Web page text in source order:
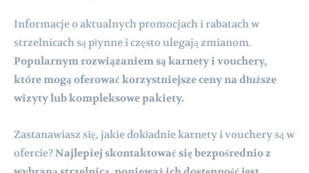
Informacje o aktualnych promocjach i rabatach w
strzelnicach są płynne i często ulegają zmianom.
Popularnym rozwiązaniem są karnety i vouchery,
które mogą oferować korzystniejsze ceny na dłuższe
wizyty lub kompleksowe pakiety.
Zastanawiasz się, jakie dokładnie karnety i vouchery są w
ofercie?Najlepiej skontaktować się bezpośrednio z